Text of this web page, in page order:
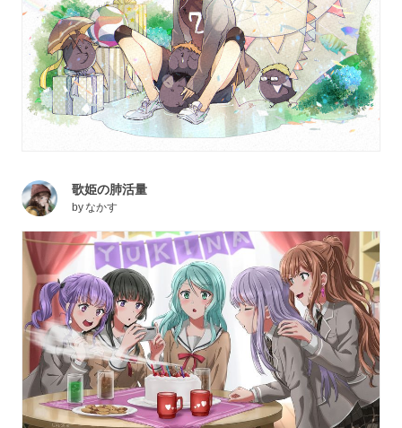
歌姫の肺活量
by なかす